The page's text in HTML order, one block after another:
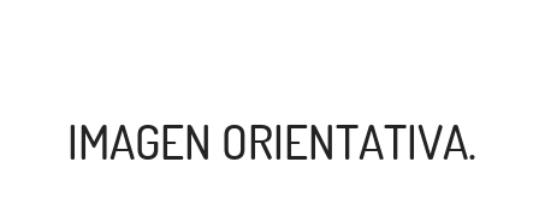
IMAGEN ORIENTATIVA.